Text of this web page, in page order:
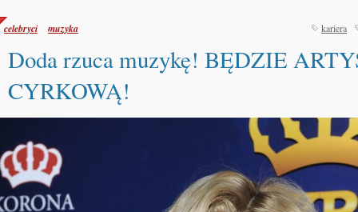
celebryci muzyka kariera
Doda rzuca muzykę! BĘDZIE
CYRKOWĄ!